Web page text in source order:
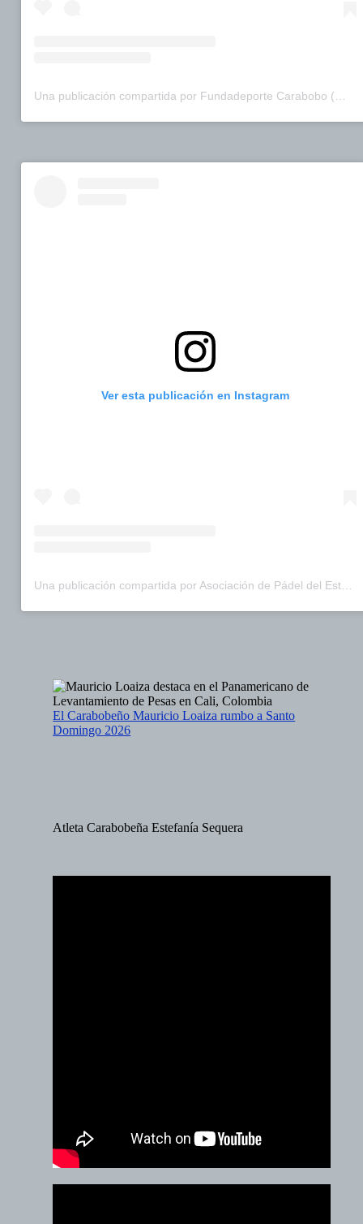
Una publicación compartida por Fundadeporte Carabobo (@fundadeporte)
Ver esta publicación en Instagram
El Carabobeño Mauricio Loaiza rumbo a Santo
Domingo 2026
Atleta Carabobeña Estefanía Sequera